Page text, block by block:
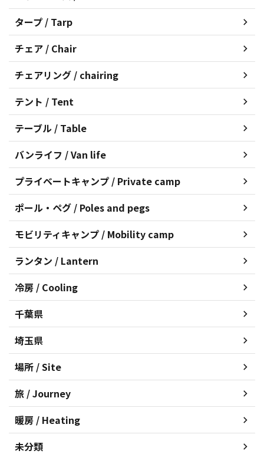
タープ / Tarp
チェア / Chair
チェアリング / chairing
テント / Tent
テーブル / Table
バンライフ / Van life
プライベートキャンプ / Private camp
ポール・ペグ / Poles and pegs
モビリティキャンプ / Mobility camp
ランタン / Lantern
冷房 / Cooling
千葉県
埼玉県
場所 / Site
旅 / Journey
暖房 / Heating
未分類